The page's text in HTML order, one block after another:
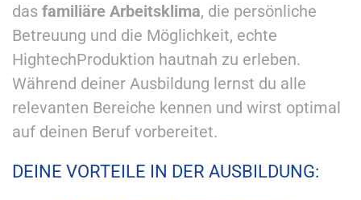
das familiäre Arbeitsklima, die persönliche
Betreuung und die Möglichkeit, echte
HightechProduktion hautnah zu erleben.
Während deiner Ausbildung lernst du alle
relevanten Bereiche kennen und wirst optimal
auf deinen Beruf vorbereitet.
DEINE VORTEILE IN DER AUSBILDUNG: